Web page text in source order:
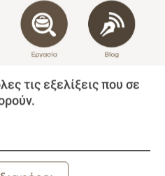
μέσω ενός κεντρικού
τις εξελίξεις που σε